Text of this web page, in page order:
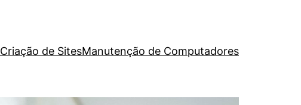
Criação de SitesManutenção de Computadores